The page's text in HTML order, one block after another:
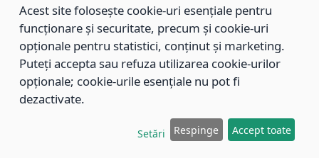
Titlu: Aprobarea Planului de acţiuni sau lucrări de interes
local pentru anul 2022.
714/17.12.2021
Titlu: Modificarea Anexei la H.C.L. nr. 709/2020 privind
aprobarea Regulamentului de Organizare şi Funcţionare
Direcţiei de Asistenţă Socială Braşov.
Acest site folosește cookie-uri esențiale pentru
funcționare și securitate, precum și cookie-uri
opționale pentru statistici, conținut și marketing.
Puteți accepta sau refuza utilizarea cookie-urilor
opționale; cookie-urile esențiale nu pot fi
dezactivate.
Setări Respinge Accept toate